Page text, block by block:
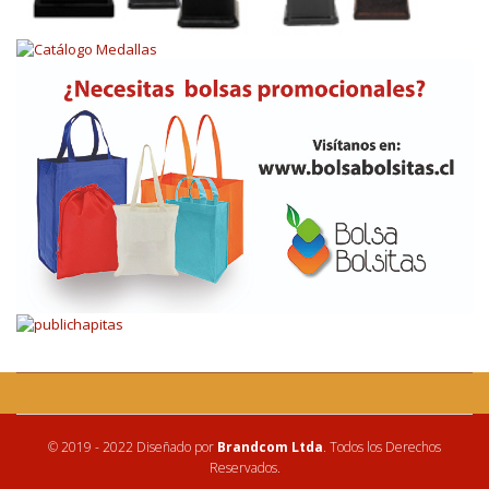
© 2019 - 2022 Diseñado por Brandcom Ltda. Todos los Derechos
Reservados.